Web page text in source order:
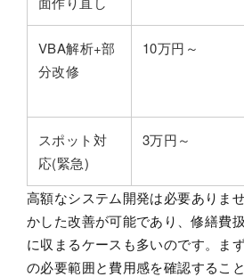
VBA解析+部
分改修
10万円～
スポット対
応(緊急)
3万円～
高額なシステム開発は必要ありま
かした改善が可能であり、修繕費
に収まるケースも多いのです。ま
の必要範囲と費用感を確認するこ